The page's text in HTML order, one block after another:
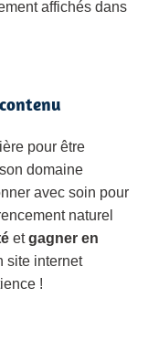
affichés dans
pour être
domaine
avec soin pour
naturel
etgagner en
site internet
!